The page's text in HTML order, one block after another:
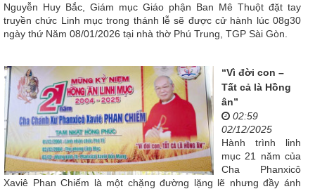
Nguyễn Huy Bắc, Giám mục Giáo phận Ban Mê Thuột đặt tay
truyền chức Linh mục trong thánh lễ sẽ được cử hành lúc 08g30
ngày thứ Năm 08/01/2026 tại nhà thờ Phú Trung, TGP Sài Gòn.
“Vì đời con –
Tất cả là Hồng
ân”
02:59
02/12/2025
Hành trình linh
mục 21 năm của
Cha Phanxicô
Xaviê Phan Chiếm là một chặng đường lặng lẽ nhưng đầy ánh